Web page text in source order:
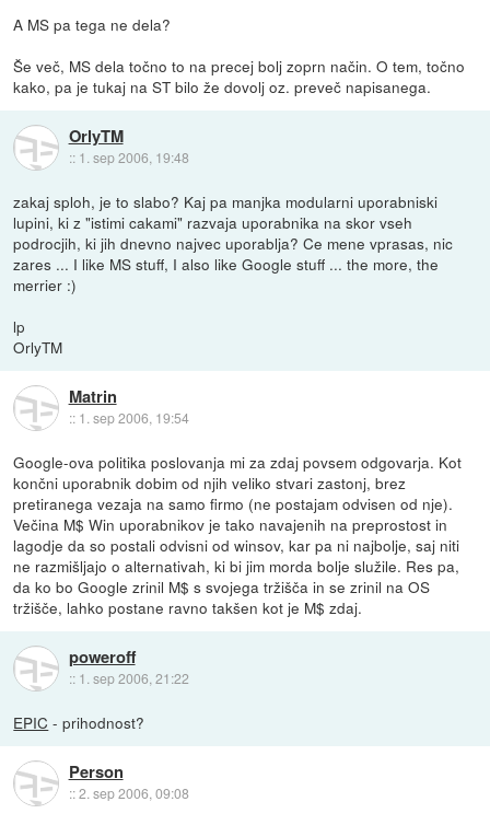
A MS pa tega ne dela?
Še več, MS dela točno to na precej bolj zoprn način. O tem, točno
kako, pa je tukaj na ST bilo že dovolj oz. preveč napisanega.
OrlyTM
:: 1. sep 2006, 19:48
zakaj sploh, je to slabo? Kaj pa manjka modularni uporabniski
lupini, ki z "istimi cakami" razvaja uporabnika na skor vseh
podrocjih, ki jih dnevno najvec uporablja? Ce mene vprasas, nic
zares ... I like MS stuff, I also like Google stuff ... the more, the
merrier :)
lp
OrlyTM
Matrin
:: 1. sep 2006, 19:54
Google-ova politika poslovanja mi za zdaj povsem odgovarja. Kot
končni uporabnik dobim od njih veliko stvari zastonj, brez
pretiranega vezaja na samo firmo (ne postajam odvisen od nje).
Večina M$ Win uporabnikov je tako navajenih na preprostost in
lagodje da so postali odvisni od winsov, kar pa ni najbolje, saj niti
ne razmišljajo o alternativah, ki bi jim morda bolje služile. Res pa,
da ko bo Google zrinil M$ s svojega tržišča in se zrinil na OS
tržišče, lahko postane ravno takšen kot je M$ zdaj.
poweroff
:: 1. sep 2006, 21:22
EPIC - prihodnost?
Person
::2. sep 2006, 09:08